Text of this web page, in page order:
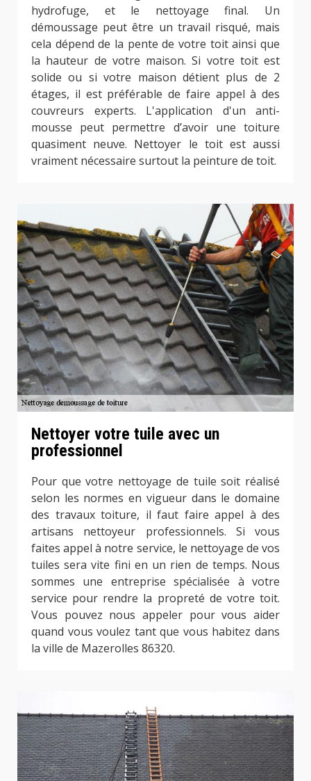
hydrofuge, et le nettoyage final. Un
démoussage peut être un travail risqué, mais
cela dépend de la pente de votre toit ainsi que
la hauteur de votre maison. Si votre toit est
solide ou si votre maison détient plus de 2
étages, il est préférable de faire appel à des
couvreurs experts. L'application d'un anti-
mousse peut permettre d’avoir une toiture
quasiment neuve. Nettoyer le toit est aussi
vraiment nécessaire surtout la peinture de toit.
Nettoyer votre tuile avec un
professionnel
Pour que votre nettoyage de tuile soit réalisé
selon les normes en vigueur dans le domaine
des travaux toiture, il faut faire appel à des
artisans nettoyeur professionnels. Si vous
faites appel à notre service, le nettoyage de vos
tuiles sera vite fini en un rien de temps. Nous
sommes une entreprise spécialisée à votre
service pour rendre la propreté de votre toit.
Vous pouvez nous appeler pour vous aider
quand vous voulez tant que vous habitez dans
la ville de Mazerolles 86320.